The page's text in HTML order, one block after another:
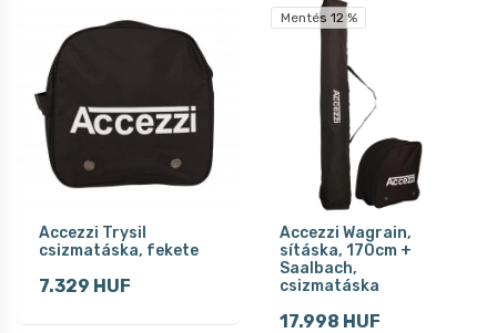
Accezzi Trysil
csizmatáska, fekete
7.329 HUF
Mentés 12 %
Accezzi Wagrain,
sításka, 170cm +
Saalbach,
csizmatáska
17.998 HUF